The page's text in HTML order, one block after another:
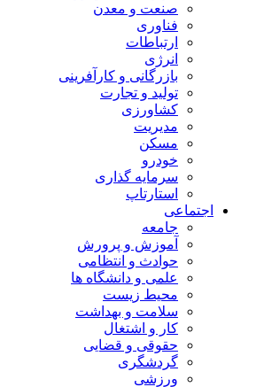
صنعت و معدن
فناوری
ارتباطات
انرژی
بازرگانی و کارآفرینی
تولید و تجارت
کشاورزی
مدیریت
مسکن
خودرو
سرمایه گذاری
استارتاپ
اجتماعی
جامعه
آموزش و پرورش
حوادث و انتظامی
علمی و دانشگاه ها
محیط زیست
سلامت و بهداشت
کار و اشتغال
حقوقی و قضایی
گردشگری
ورزشی